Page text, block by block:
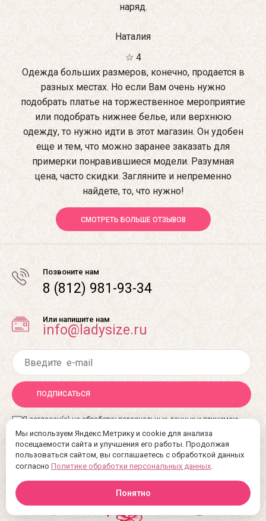
наряд.
Наталия
☆ 4
Одежда больших размеров, конечно, продается в
разных местах. Но если Вам очень нужно
подобрать платье на торжественное мероприятие
или подобрать нижнее белье, или верхнюю
одежду, то нужно идти в этот магазин. Он удобен
еще и тем, что можно заранее заказать для
примерки понравившиеся модели. Разумная
цена, часто скидки. Загляните и непременно
найдете, то, что нужно!
СМОТРЕТЬ БОЛЬШЕ ОТЗЫВОВ
Позвоните нам
8 (812) 981-93-34
Или напишите нам
info@ladysize.ru
ПОДПИСАТЬСЯ
Я согласен(а) на обработку персональных данных и принимаю
Политику обработки персональных данных
Мы используем Яндекс.Метрику и cookie для анализа
посещаемости сайта и улучшения его работы. Продолжая
пользоваться сайтом, вы соглашаетесь с обработкой данных
согласно Политике обработки персональных данных.
Понятно